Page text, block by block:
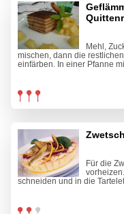
Mehl,
mischen, dann die
einfärben. In einer Pfanne
Für die
schneiden und in die